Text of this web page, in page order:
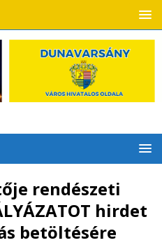
rendészeti
hirdet
betöltésére